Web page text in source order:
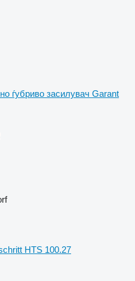
ѓубриво засилувач Garant